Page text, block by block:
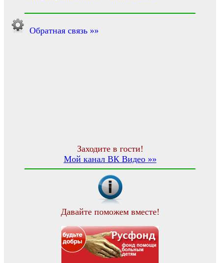
Обратная связь »»
Заходите в гости!
Мой канал ВК Видео »»
Давайте поможем вместе!